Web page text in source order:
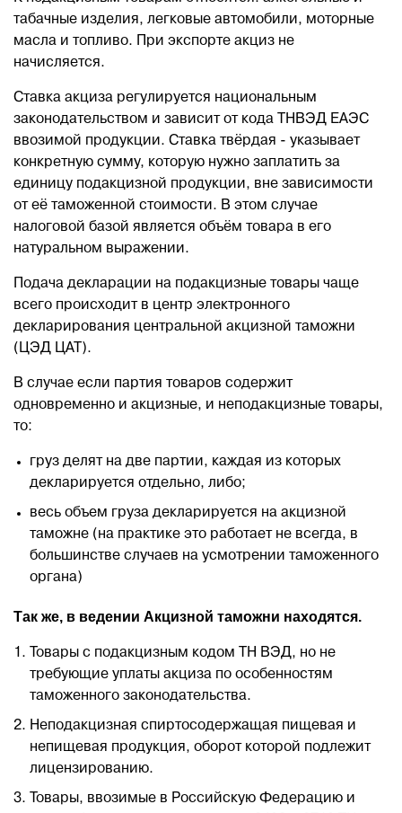
табачные изделия, легковые автомобили, моторные
масла и топливо. При экспорте акциз не
начисляется.
Ставка акциза регулируется национальным
законодательством и зависит от кода ТНВЭД ЕАЭС
ввозимой продукции. Ставка твёрдая - указывает
конкретную сумму, которую нужно заплатить за
единицу подакцизной продукции, вне зависимости
от её таможенной стоимости. В этом случае
налоговой базой является объём товара в его
натуральном выражении.
Подача декларации на подакцизные товары чаще
всего происходит в центр электронного
декларирования центральной акцизной таможни
(ЦЭД ЦАТ).
В случае если партия товаров содержит
одновременно и акцизные, и неподакцизные товары,
то:
груз делят на две партии, каждая из которых
декларируется отдельно, либо;
весь объем груза декларируется на акцизной
таможне (на практике это работает не всегда, в
большинстве случаев на усмотрении таможенного
органа)
Так же, в ведении Акцизной таможни находятся.
Товары с подакцизным кодом ТН ВЭД, но не
требующие уплаты акциза по особенностям
таможенного законодательства.
Неподакцизная спиртосодержащая пищевая и
непищевая продукция, оборот которой подлежит
лицензированию.
Товары, ввозимые в Российскую Федерацию и